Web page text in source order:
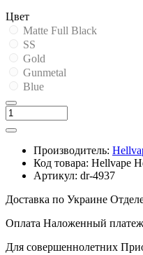
Цвет
Matte Full Black
SS
Gold
Gunmetal
Blue
Производитель:
Код товара: Hellvape
Артикул: dr-4937
Доставка по Украине
Оплата Наложенный платеж
Для совершеннолетних